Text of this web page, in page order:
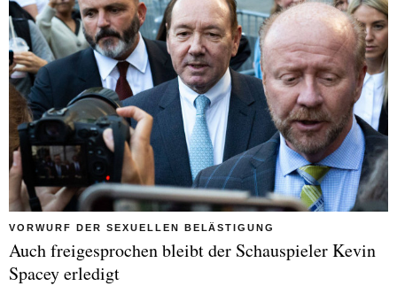
VORWURF DER SEXUELLEN BELÄSTIGUNG
Auch freigesprochen bleibt der Schauspieler Kevin
Spacey erledigt